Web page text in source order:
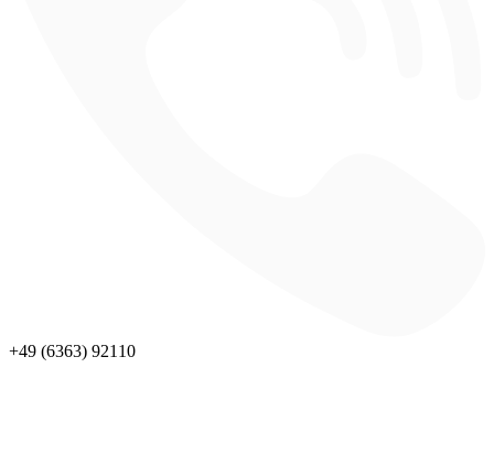
+49 (6363) 92110